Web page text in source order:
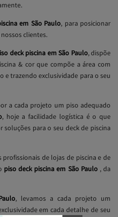
em São Paulo, para posicionar
clientes.
deck piscina em São Paulo, dispõe
& cor que compõe a área com
e trazendo exclusividade para o seu
a cada projeto um piso adequado
, hoje a facilidade logística é o que
para o seu deck de piscina
de lojas de piscina e de
piso deck piscina em São Paulo, da
, levamos a cada projeto um
em cada detalhe de seu